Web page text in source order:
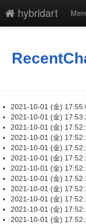
hybridart
最終更新
2021-10-01 (金)
2021-10-01 (金)
2021-10-01 (金)
2021-10-01 (金)
2021-10-01 (金)
2021-10-01 (金)
2021-10-01 (金)
2021-10-01 (金)
2021-10-01 (金)
2021-10-01 (金)
2021-10-01 (金)
2021-10-01 (金)